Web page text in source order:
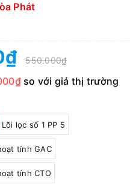
Phát
550.000₫
so với giá thị trường
Lõi lọc số 1 PP 5
tính GAC
tính CTO